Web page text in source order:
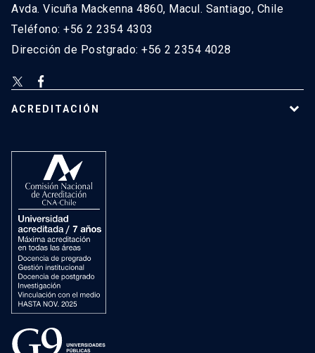
Avda. Vicuña Mackenna 4860, Macul. Santiago, Chile
Teléfono: +56 2 2354 4303
Dirección de Postgrado: +56 2 2354 4028
ACREDITACIÓN